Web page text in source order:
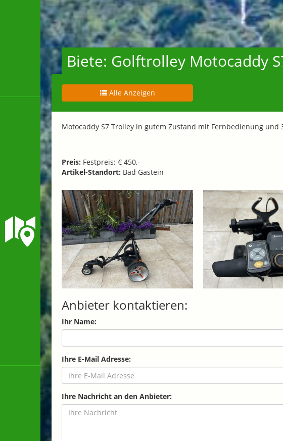
Biete: Golftrolley Motocaddy
Alle Anzeigen
Motocaddy S7 Trolley in gutem Zustand mit Fernbedienung und
Preis: Festpreis: € 450,-
Artikel-Standort: Bad Gastein
Anbieter kontaktieren:
Ihr Name:
Ihre E-Mail Adresse:
Ihre Nachricht an den Anbieter: